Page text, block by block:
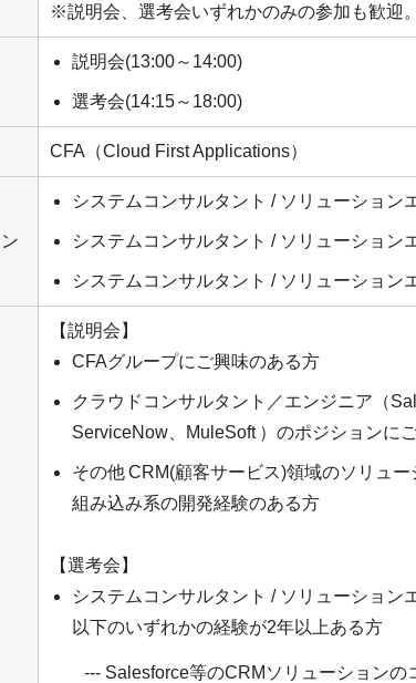
※説明会、選考会いずれかのみの参加も歓迎。
説明会(13:00～14:00)
選考会(14:15～18:00)
CFA（Cloud First Applications）
システムコンサルタント / ソリューション
システムコンサルタント / ソリューション
システムコンサルタント / ソリューション
【説明会】
CFAグループにご興味のある方
クラウドコンサルタント／エンジニア（
ServiceNow、MuleSoft ）のポジションに
その他 CRM(顧客サービス)領域のソリュ
組み込み系の開発経験のある方
【選考会】
システムコンサルタント / ソリューション
以下のいずれかの経験が2年以上ある方
Salesforce等のCRMソリューションの